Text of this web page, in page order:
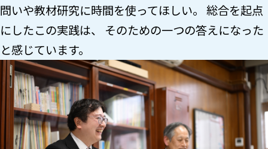
問いや教材研究に時間を使ってほしい。 総合を起点
にしたこの実践は、 そのための一つの答えになった
と感じています。